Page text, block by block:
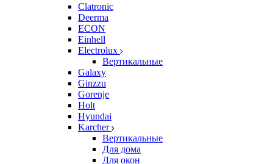
Clatronic
Deerma
ECON
Einhell
Electrolux
Вертикальные
Galaxy
Ginzzu
Gorenje
Holt
Hyundai
Karcher
Вертикальные
Для дома
Для окон